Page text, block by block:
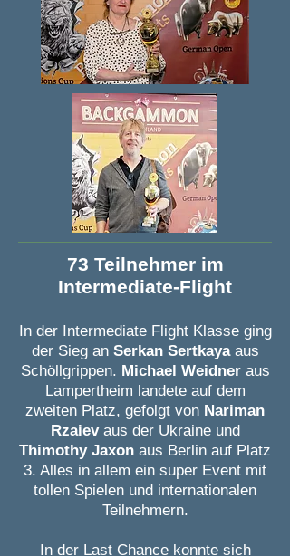
73 Teilnehmer im
Intermediate-Flight
In der Intermediate Flight Klasse ging
der Sieg an Serkan Sertkaya aus
Schöllgrippen. Michael Weidneraus
Lampertheim landete auf dem
zweiten Platz, gefolgt von Nariman
Rzaiev aus der Ukraine und
Thimothy Jaxon aus Berlin auf Platz
3. Alles in allem ein super Event mit
tollen Spielen und internationalen
Teilnehmern.
In der Last Chance konnte sich